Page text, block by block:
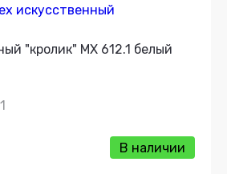
"кролик" МХ 612.1 белый
В наличии